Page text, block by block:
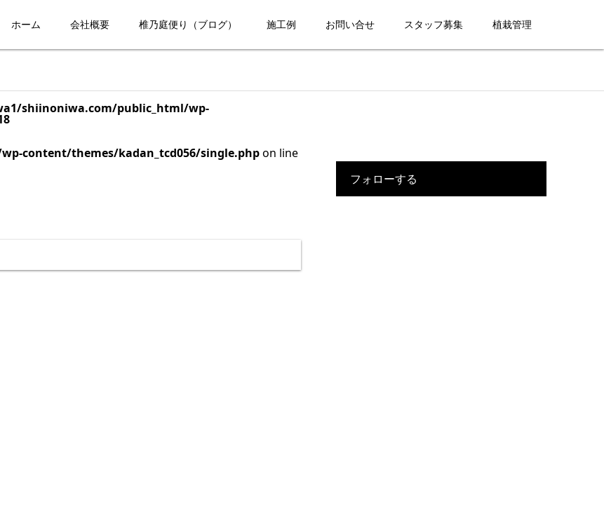
ホーム 会社概要 椎乃庭便り（ブログ） 施工例 お問い合せ スタッフ募集 植栽管理
shiinoniwa.com/public_html/wp-
content/themes/kadan_tcd056/single.phpon line
フォローする